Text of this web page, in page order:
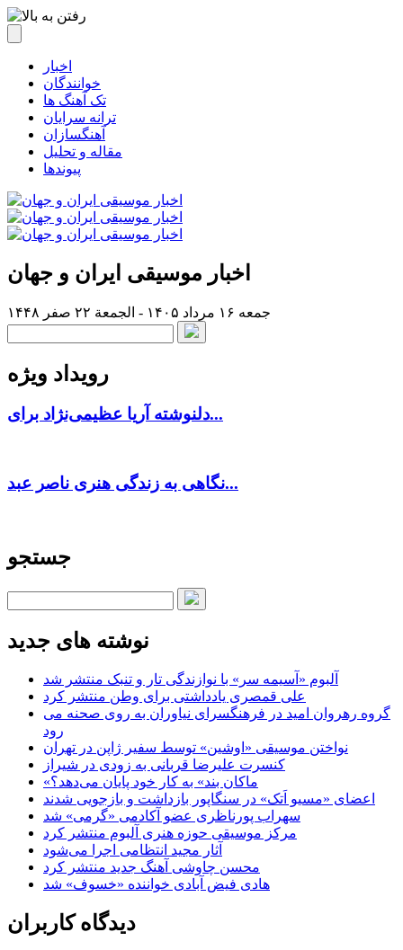
اخبار
خوانندگان
تک آهنگ ها
ترانه سرایان
آهنگسازان
مقاله و تحلیل
پیوندها
اخبار موسیقی ایران و جهان
جمعه ۱۶ مرداد ۱۴۰۵ - الجمعة ۲۲ صفر ۱۴۴۸
رویداد ویژه
دلنوشته آریا عظیمی‌نژاد برای...
نگاهی به زندگی هنری ناصر عبد...
جستجو
نوشته های جدید
آلبوم «آسیمه سر» با نوازندگی تار و تنبک منتشر شد
علی قمصری یادداشتی برای وطن منتشر کرد
گروه رهروان امید در فرهنگسرای نیاوران به روی صحنه می
رود
نواختن موسیقی «اوشین» توسط سفیر ژاپن در تهران
کنسرت علیرضا قربانی به زودی در شیراز
«ماکان بند» به کار خود پایان می‌دهد؟
اعضای «مسیو اَتک» در سنگاپور بازداشت و بازجویی شدند
سهراب پورناظری عضو آکادمی «گرمی» شد
مرکز موسیقی حوزه هنری آلبوم منتشر کرد
آثار مجید انتظامی اجرا می‌شود
محسن چاوشی آهنگ جدید منتشر کرد
هادی فیض آبادی خواننده «خسوف» شد
دیدگاه کاربران